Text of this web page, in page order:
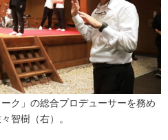
ク」の総合プロデューサーを務め
智樹（右）。